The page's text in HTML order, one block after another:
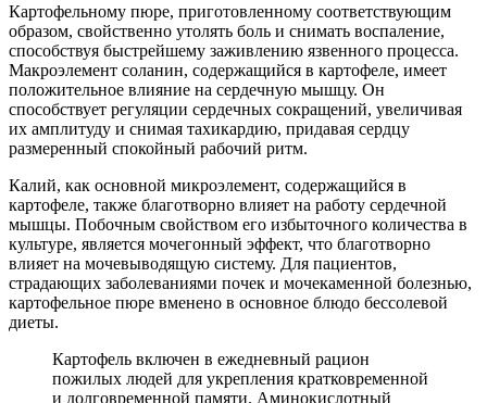
Картофельному пюре, приготовленному соответствующим
образом, свойственно утолять боль и снимать воспаление,
способствуя быстрейшему заживлению язвенного процесса.
Макроэлемент соланин, содержащийся в картофеле, имеет
положительное влияние на сердечную мышцу. Он
способствует регуляции сердечных сокращений, увеличивая
их амплитуду и снимая тахикардию, придавая сердцу
размеренный спокойный рабочий ритм.
Калий, как основной микроэлемент, содержащийся в
картофеле, также благотворно влияет на работу сердечной
мышцы. Побочным свойством его избыточного количества в
культуре, является мочегонный эффект, что благотворно
влияет на мочевыводящую систему. Для пациентов,
страдающих заболеваниями почек и мочекаменной болезнью,
картофельное пюре вменено в основное блюдо бессолевой
диеты.
Картофель включен в ежедневный рацион
пожилых людей для укрепления кратковременной
и долговременной памяти. Аминокислотный